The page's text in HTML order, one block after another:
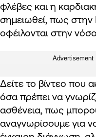
φλέβες και η
σημειωθεί, πως
οφέιλονται στην
Advertisement
Δείτε το βίντεο που
όσα πρέπει να
ασθένεια, πως
αναγνωρίσουμε για να